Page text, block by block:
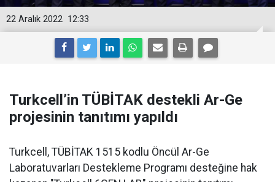
12:33
22 Aralık 2022
Turkcell’in TÜBİTAK destekli Ar-Ge
projesinin tanıtımı yapıldı
Turkcell, TÜBİTAK 1515 kodlu Öncül Ar-Ge
Laboratuvarları Destekleme Programı desteğine hak